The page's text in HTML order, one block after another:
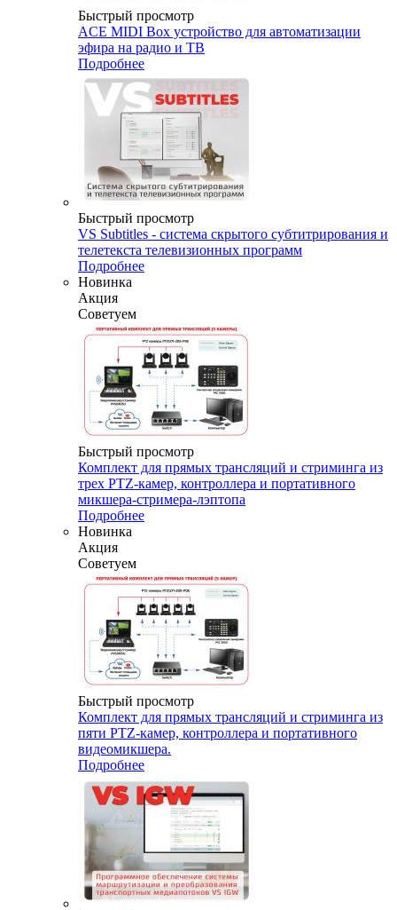
Быстрый просмотр
ACE MIDI Box устройство для автоматизации
эфира на радио и ТВ
Подробнее
Быстрый просмотр
VS Subtitles - система скрытого субтитрирования и
телетекста телевизионных программ
Подробнее
Новинка
Акция
Советуем
Быстрый просмотр
Комплект для прямых трансляций и стриминга из
трех PTZ-камер, контроллера и портативного
микшера-стримера-лэптопа
Подробнее
Новинка
Акция
Советуем
Быстрый просмотр
Комплект для прямых трансляций и стриминга из
пяти PTZ-камер, контроллера и портативного
видеомикшера.
Подробнее